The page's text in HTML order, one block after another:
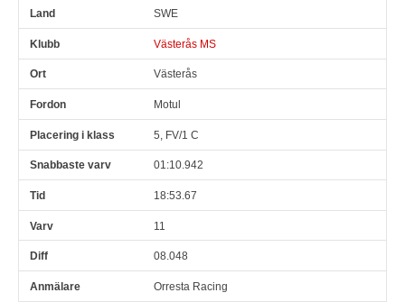
SWE
Västerås MS
Västerås
Motul
5, FV/1 C
01:10.942
18:53.67
11
08.048
Orresta Racing